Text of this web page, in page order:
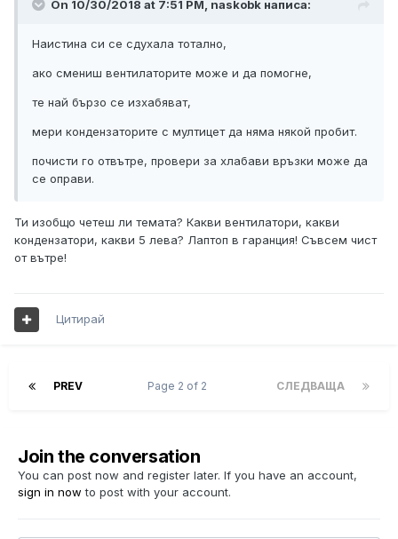
On 10/30/2018 at 7:51 PM, naskobk написа:
Наистина си се сдухала тотално,
ако смениш вентилаторите може и да помогне,
те най бързо се изхабяват,
мери кондензаторите с мултицет да няма някой пробит.
почисти го отвътре, провери за хлабави връзки може да
се оправи.
Ти изобщо четеш ли темата? Какви вентилатори, какви
кондензатори, какви 5 лева? Лаптоп в гаранция! Съвсем чист
от вътре!
Цитирай
PREV СЛЕДВАЩА
Page 2 of 2
Join the conversation
You can post now and register later. If you have an account,
sign in now to post with your account.